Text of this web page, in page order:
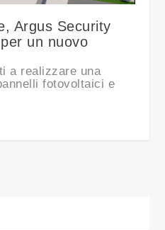
Argus Security
un nuovo
a realizzare una
fotovoltaici e